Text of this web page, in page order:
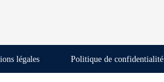
légales Politique de confidentialité